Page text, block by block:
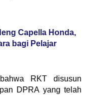
Capella Honda,
bagi Pelajar
RKT disusun
DPRA yang telah